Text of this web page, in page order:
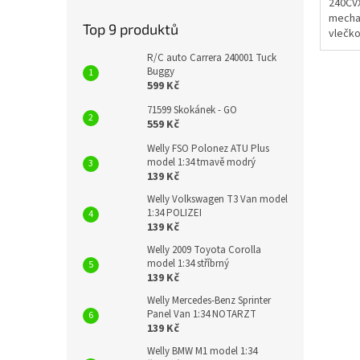
Top 9 produktů
R/C auto Carrera 240001 Tuck
Buggy
599 Kč
71599 Skokánek - GO
559 Kč
Welly FSO Polonez ATU Plus
model 1:34 tmavě modrý
139 Kč
Welly Volkswagen T3 Van model
1:34 POLIZEI
139 Kč
Welly 2009 Toyota Corolla
model 1:34 stříbrný
139 Kč
Welly Mercedes-Benz Sprinter
Panel Van 1:34 NOTARZT
139 Kč
Welly BMW M1 model 1:34